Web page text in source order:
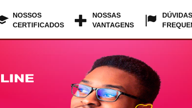
NOSSOS
CERTIFICADOS
NOSSAS
VANTAGENS
DÚVIDAS